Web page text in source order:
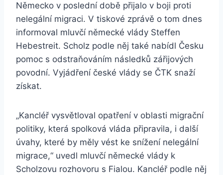
Německo v poslední době přijalo v boji proti
nelegální migraci. V tiskové zprávě o tom dnes
informoval mluvčí německé vlády Steffen
Hebestreit. Scholz podle něj také nabídl Česku
pomoc s odstraňováním následků zářijových
povodní. Vyjádření české vlády se ČTK snaží
získat.
„Kancléř vysvětloval opatření v oblasti migrační
politiky, která spolková vláda připravila, i další
úvahy, které by měly vést ke snížení nelegální
migrace,“ uvedl mluvčí německé vlády k
Scholzovu rozhovoru s Fialou. Kancléř podle něj